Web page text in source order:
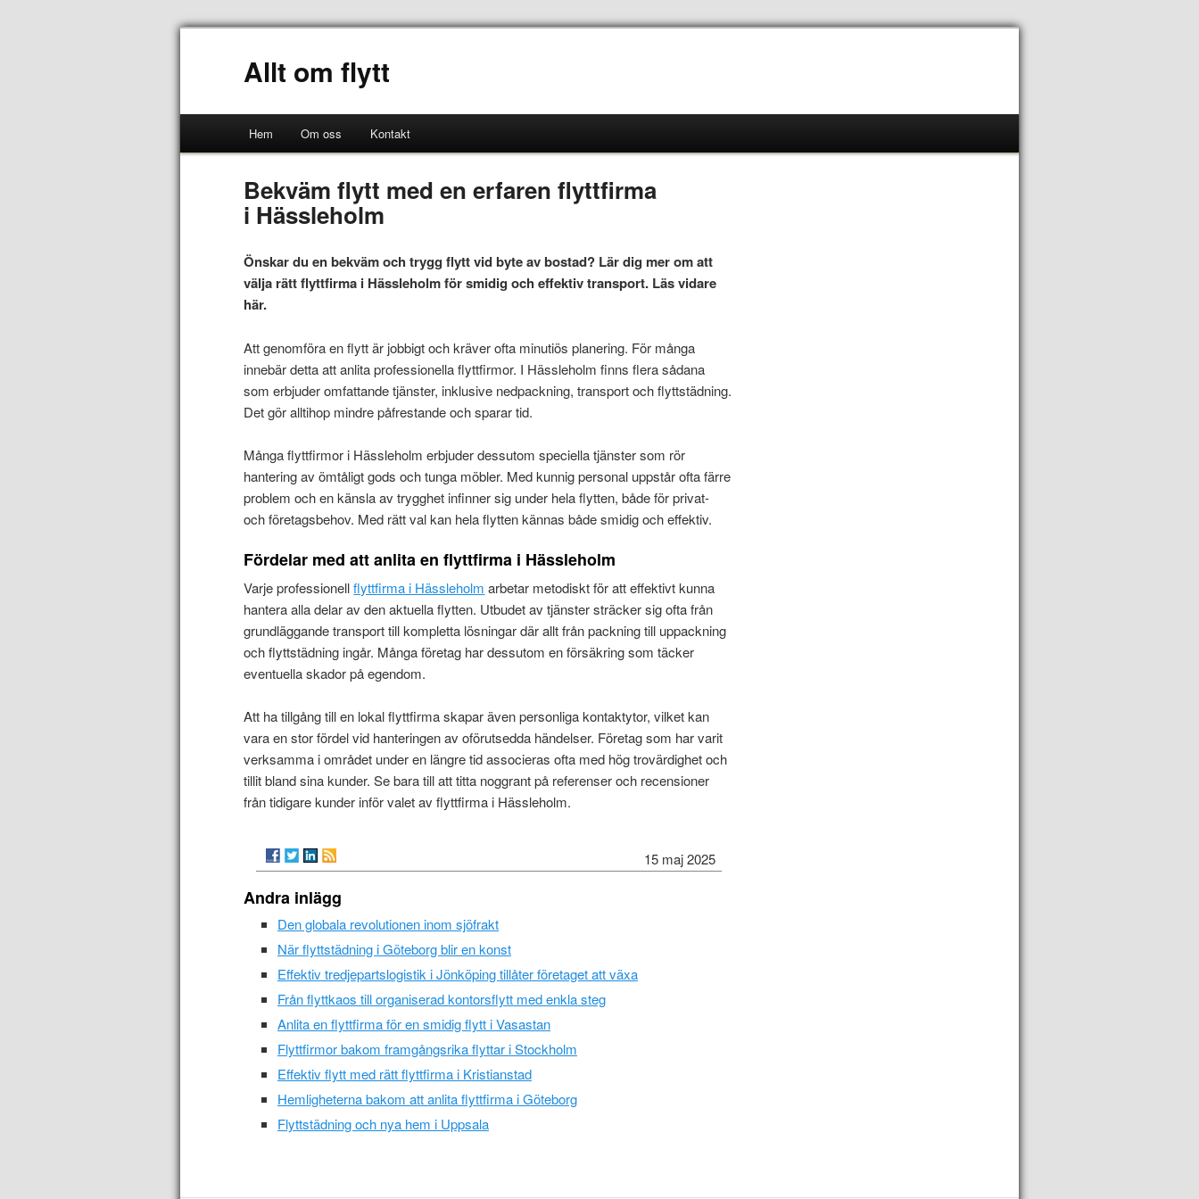
Allt om flytt
Hem Om oss Kontakt
Bekväm flytt med en erfaren flyttfirma
i Hässleholm
Önskar du en bekväm och trygg flytt vid byte av bostad? Lär dig mer om att
välja rätt flyttfirma i Hässleholm för smidig och effektiv transport. Läs vidare
här.
Att genomföra en flytt är jobbigt och kräver ofta minutiös planering. För många
innebär detta att anlita professionella flyttfirmor. I Hässleholm finns flera sådana
som erbjuder omfattande tjänster, inklusive nedpackning, transport och flyttstädning.
Det gör alltihop mindre påfrestande och sparar tid.
Många flyttfirmor i Hässleholm erbjuder dessutom speciella tjänster som rör
hantering av ömtåligt gods och tunga möbler. Med kunnig personal uppstår ofta färre
problem och en känsla av trygghet infinner sig under hela flytten, både för privat-
och företagsbehov. Med rätt val kan hela flytten kännas både smidig och effektiv.
Fördelar med att anlita en flyttfirma i Hässleholm
Varje professionellflyttfirma i Hässleholm arbetar metodiskt för att effektivt kunna
hantera alla delar av den aktuella flytten. Utbudet av tjänster sträcker sig ofta från
grundläggande transport till kompletta lösningar där allt från packning till uppackning
och flyttstädning ingår. Många företag har dessutom en försäkring som täcker
eventuella skador på egendom.
Att ha tillgång till en lokal flyttfirma skapar även personliga kontaktytor, vilket kan
vara en stor fördel vid hanteringen av oförutsedda händelser. Företag som har varit
verksamma i området under en längre tid associeras ofta med hög trovärdighet och
tillit bland sina kunder. Se bara till att titta noggrant på referenser och recensioner
från tidigare kunder inför valet av flyttfirma i Hässleholm.
15 maj 2025
Andra inlägg
Den globala revolutionen inom sjöfrakt
När flyttstädning i Göteborg blir en konst
Effektiv tredjepartslogistik i Jönköping tillåter företaget att växa
Från flyttkaos till organiserad kontorsflytt med enkla steg
Anlita en flyttfirma för en smidig flytt i Vasastan
Flyttfirmor bakom framgångsrika flyttar i Stockholm
Effektiv flytt med rätt flyttfirma i Kristianstad
Hemligheterna bakom att anlita flyttfirma i Göteborg
Flyttstädning och nya hem i Uppsala